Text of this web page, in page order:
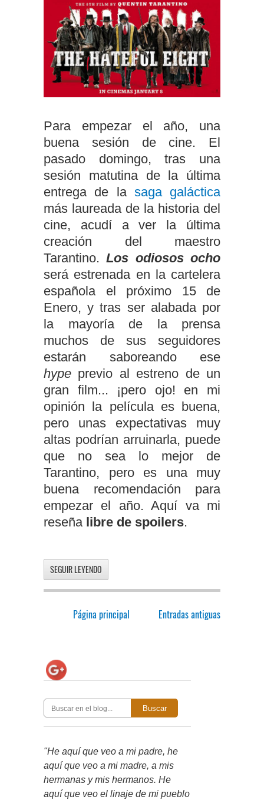
Para empezar el año, una
buena sesión de cine. El
pasado domingo, tras una
sesión matutina de la última
entrega de la saga galáctica
más laureada de la historia del
cine, acudí a ver la última
creación del maestro
Tarantino.Los odiosos ocho
será estrenada en la cartelera
española el próximo 15 de
Enero, y tras ser alabada por
la mayoría de la prensa
muchos de sus seguidores
estarán saboreando ese
hype previo al estreno de un
gran film... ¡pero ojo! en mi
opinión la película es buena,
pero unas expectativas muy
altas podrían arruinarla, puede
que no sea lo mejor de
Tarantino, pero es una muy
buena recomendación para
empezar el año. Aquí va mi
reseña libre de spoilers.
SEGUIR LEYENDO
Entradas antiguas
Página principal
Buscar
"He aquí que veo a mi padre, he
aquí que veo a mi madre, a mis
hermanas y mis hermanos. He
aquí que veo el linaje de mi pueblo